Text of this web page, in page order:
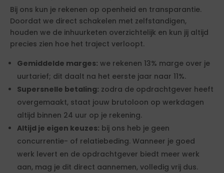
Bij ons kun je rekenen op openheid en transparantie.
Doordat we direct schakelen met zelfstandigen,
houden we de inhuurketen overzichtelijk en kun jij altijd
precies zien hoe het traject verloopt.
Gemiddelde marges: we rekenen 13% marge over je
uurtarief; dit daalt na het eerste jaar naar 11%.
Supersnelle betaling: zodra de opdrachtgever heeft
overgemaakt, staat jouw brutoloon op werkdagen
altijd binnen 24 uur op je rekening.
Altijd je eigen keuzes: bij ons heb je geen
concurrentie- of relatiebeding. Wanneer je goed
werk levert en de opdrachtgever biedt meer werk
aan, mag je dit direct aannemen, volledig vrij dus.